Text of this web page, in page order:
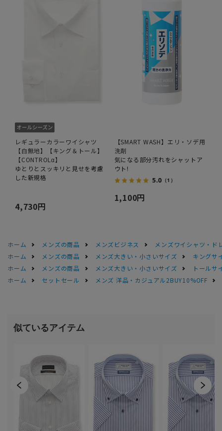
レギュラーカラーワイシャツ
【白無地】【キング＆トール】
【CONTROLα】
ゆとりとスッキリと見せを考慮
した新規格
4,730円
【SMART WASH】エリ・ソデ用
洗剤
気になる部分汚れをシャットア
ウト!
5.0 （1）
1,100円
ホーム メンズの商品 メンズビジネス
メンズワイシャツ・ド
ホーム
メンズの商品 メンズ大きい・小さいサイズ
キングサ
ホーム
メンズの商品 メンズ大きい・小さいサイズ
トールサ
ホーム
セットセール メンズ 洋品・カジュアル2BUY10%OFF